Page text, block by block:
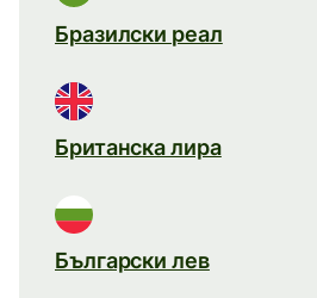
Бразилски реал
Британска лира
Български лев